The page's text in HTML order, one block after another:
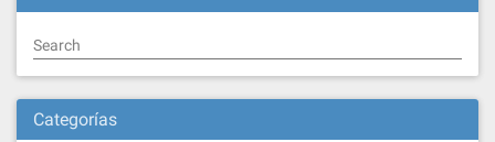
Search
Categorías